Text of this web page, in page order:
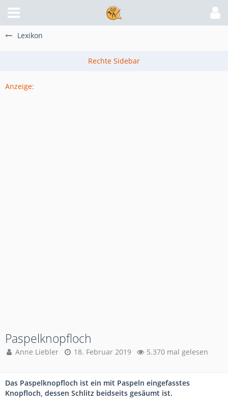
Lexikon
Anzeige:
Paspelknopfloch
Anne Liebler 18. Februar 2019 5.370 mal gelesen
Das Paspelknopfloch ist ein mit Paspeln eingefasstes
Knopfloch, dessen Schlitz beidseits gesäumt ist.